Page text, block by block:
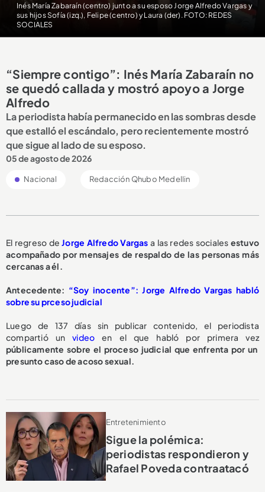
Inés María Zabaraín (centro) junto a su esposo Jorge Alfredo Vargas y
sus hijos Sofía (izq.), Felipe (centro) y Laura (der). FOTO: REDES
SOCIALES
“Siempre contigo”: Inés María Zabaraín no
se quedó callada y mostró apoyo a Jorge
Alfredo
La periodista había permanecido en las sombras desde
que estalló el escándalo, pero recientemente mostró
que sigue al lado de su esposo.
05 de agosto de 2026
Nacional Redacción Qhubo Medellin
El regreso deJorge Alfredo Vargas a las redes sociales estuvo
acompañado por mensajes de respaldo de las personas más
cercanas a él.
Antecedente: “Soy inocente”: Jorge Alfredo Vargas habló
sobre su prceso judicial
Luego de 137 días sin publicar contenido, el periodista
compartió unvideo en el que habló por primera vez
públicamente sobre el proceso judicial que enfrenta por un
presunto caso de acoso sexual.
Entretenimiento
Sigue la polémica:
periodistas respondieron y
Rafael Poveda contraatacó